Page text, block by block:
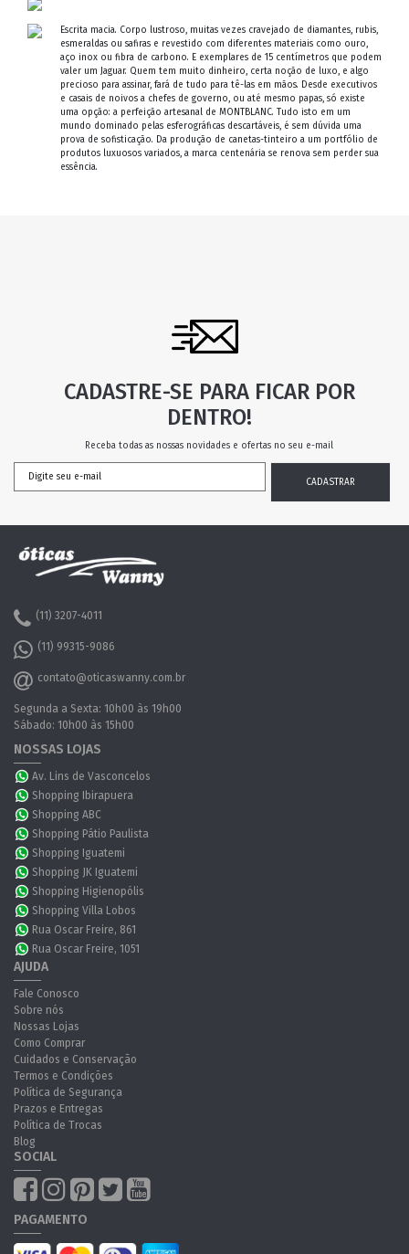
Escrita macia. Corpo lustroso, muitas vezes cravejado de diamantes, rubis,
esmeraldas ou safiras e revestido com diferentes materiais como ouro,
aço inox ou fibra de carbono. E exemplares de 15 centímetros que podem
valer um Jaguar. Quem tem muito dinheiro, certa noção de luxo, e algo
precioso para assinar, fará de tudo para tê-las em mãos. Desde executivos
e casais de noivos a chefes de governo, ou até mesmo papas, só existe
uma opção: a perfeição artesanal de MONTBLANC. Tudo isto em um
mundo dominado pelas esferográficas descartáveis, é sem dúvida uma
prova de sofisticação. Da produção de canetas-tinteiro a um portfólio de
produtos luxuosos variados, a marca centenária se renova sem perder sua
essência.
CADASTRE-SE PARA FICAR POR
DENTRO!
Receba todas as nossas novidades e ofertas no seu e-mail
(11) 3207-4011
(11) 99315-9086
contato@oticaswanny.com.br
Segunda a Sexta: 10h00 às 19h00
Sábado: 10h00 às 15h00
NOSSAS LOJAS
Av. Lins de Vasconcelos
Shopping Ibirapuera
Shopping ABC
Shopping Pátio Paulista
Shopping Iguatemi
Shopping JK Iguatemi
Shopping Higienopólis
Shopping Villa Lobos
Rua Oscar Freire, 861
Rua Oscar Freire, 1051
AJUDA
Fale Conosco
Sobre nós
Nossas Lojas
Como Comprar
Cuidados e Conservação
Termos e Condições
Política de Segurança
Prazos e Entregas
Política de Trocas
Blog
SOCIAL
PAGAMENTO